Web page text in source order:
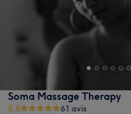
Soma Massage Therapy
5,0
61 avis